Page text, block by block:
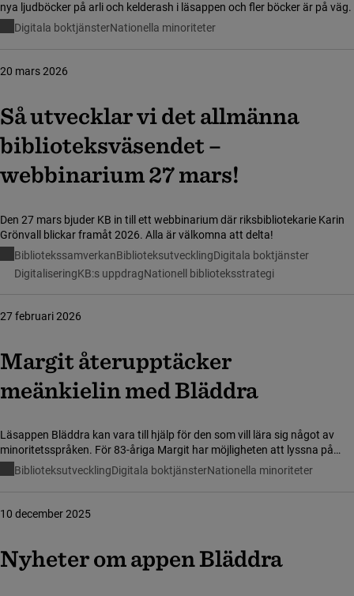
nya ljudböcker på arli och kelderash i läsappen och fler böcker är på väg.
Digitala boktjänsterNationella minoriteter
Så utveck­lar vi det allmän­na
bibli­o­teks­vä­sen­det –
webbinarium 27 mars!
20 mars 2026
Den 27 mars bjuder KB in till ett webbinarium där riksbibliotekarie Karin
Grönvall blickar framåt 2026. Alla är välkomna att delta!
BibliotekssamverkanBiblioteksutvecklingDigitala boktjänster
DigitaliseringKB:s uppdragNationell biblioteksstrategi
Margit återupptäcker
meänkielin med Bläddra
27 februari 2026
Läsappen Bläddra kan vara till hjälp för den som vill lära sig något av
minoritetsspråken. För 83-åriga Margit har möjligheten att lyssna på
ljudböcker varit till nytta i hennes önskan att bli bättre på meänkieli,
språket hennes äldre släktingar talade men som inte fick talas i skolan.
BiblioteksutvecklingDigitala boktjänsterNationella minoriteter
Nyheter om appen Bläddra
10 december 2025